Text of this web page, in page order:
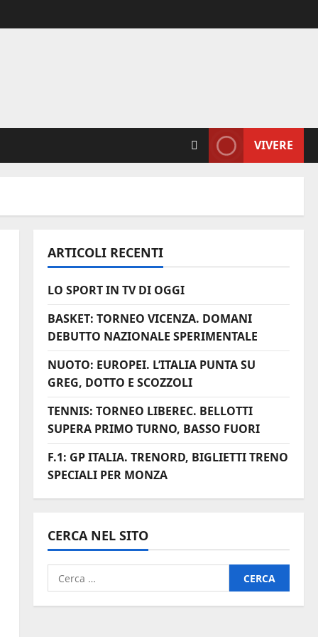
VIVERE
ARTICOLI RECENTI
LO SPORT IN TV DI OGGI
BASKET: TORNEO VICENZA. DOMANI
DEBUTTO NAZIONALE SPERIMENTALE
NUOTO: EUROPEI. L’ITALIA PUNTA SU
GREG, DOTTO E SCOZZOLI
TENNIS: TORNEO LIBEREC. BELLOTTI
SUPERA PRIMO TURNO, BASSO FUORI
F.1: GP ITALIA. TRENORD, BIGLIETTI TRENO
SPECIALI PER MONZA
CERCA NEL SITO
Ricerca
per: